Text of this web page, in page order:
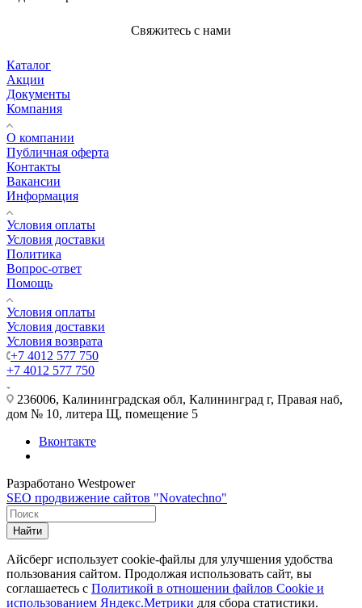
Свяжитесь с нами
Каталог
Акции
Документы
Компания
О компании
Публичная оферта
Контакты
Вакансии
Информация
Условия оплаты
Условия доставки
Политика
Вопрос-ответ
Помощь
Условия оплаты
Условия доставки
Условия возврата
+7 4012 577 750
+7 4012 577 750
236006, Калининградская обл, Калининград г, Правая наб,
дом № 10, литера Щ, помещение 5
Вконтакте
Разработано Westpower
SEO продвижение сайтов "Novatechno"
Найти
Айсберг использует cookie-файлы для улучшения удобства
пользования сайтом. Продолжая использовать сайт, вы
соглашаетесь с Политикой в отношении файлов Сookie и
использованием Яндекс.Метрики для сбора статистики.